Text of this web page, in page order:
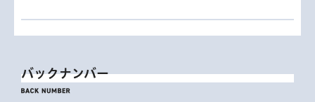
バックナンバー